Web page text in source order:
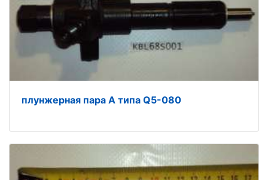
плунжерная пара A типа Q5-080